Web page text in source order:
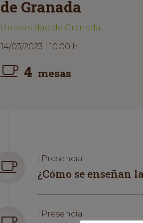
de Granada
Universidad de Granada
14/03/2023 | 10.00 h
4 mesas
| Presencial
¿Cómo se enseñan
| Presencial